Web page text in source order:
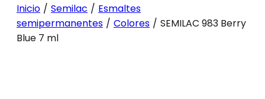
Inicio / Semilac / Esmaltes
semipermanentes / Colores / SEMILAC 983 Berry
Blue 7 ml